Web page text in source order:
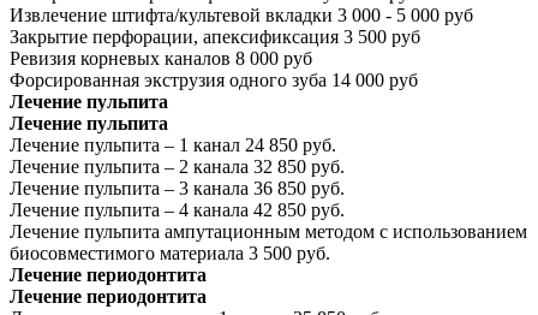
Извлечение штифта/культевой вкладки 3 000 - 5 000 руб
Закрытие перфорации, апексификсация 3 500 руб
Ревизия корневых каналов 8 000 руб
Форсированная экструзия одного зуба 14 000 руб
Лечение пульпита
Лечение пульпита
Лечение пульпита – 1 канал 24 850 руб.
Лечение пульпита – 2 канала 32 850 руб.
Лечение пульпита – 3 канала 36 850 руб.
Лечение пульпита – 4 канала 42 850 руб.
Лечение пульпита ампутационным методом с использованием
биосовместимого материала 3 500 руб.
Лечение периодонтита
Лечение периодонтита